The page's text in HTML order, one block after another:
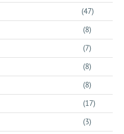
(47)
(8)
(7)
(8)
(8)
(17)
(3)